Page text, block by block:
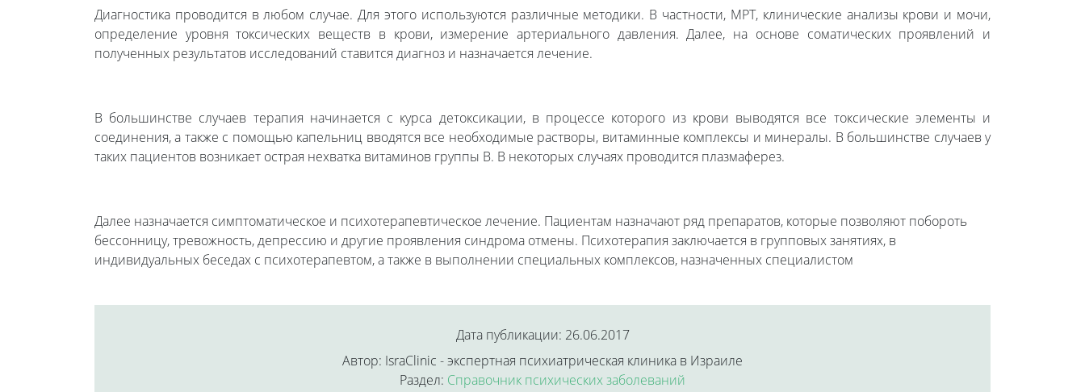
Диагностика проводится в любом случае. Для этого используются различные методики. В частности, МРТ, клинические анализы крови и мочи,
определение уровня токсических веществ в крови, измерение артериального давления. Далее, на основе соматических проявлений и
полученных результатов исследований ставится диагноз и назначается лечение.
В большинстве случаев терапия начинается с курса детоксикации, в процессе которого из крови выводятся все токсические элементы и
соединения, а также с помощью капельниц вводятся все необходимые растворы, витаминные комплексы и минералы. В большинстве случаев у
таких пациентов возникает острая нехватка витаминов группы В. В некоторых случаях проводится плазмаферез.
Далее назначается симптоматическое и психотерапевтическое лечение. Пациентам назначают ряд препаратов, которые позволяют побороть
бессонницу, тревожность, депрессию и другие проявления синдрома отмены. Психотерапия заключается в групповых занятиях, в
индивидуальных беседах с психотерапевтом, а также в выполнении специальных комплексов, назначенных специалистом
Дата публикации: 26.06.2017
Автор: IsraClinic - экспертная психиатрическая клиника в Израиле
Раздел: Справочник психических заболеваний